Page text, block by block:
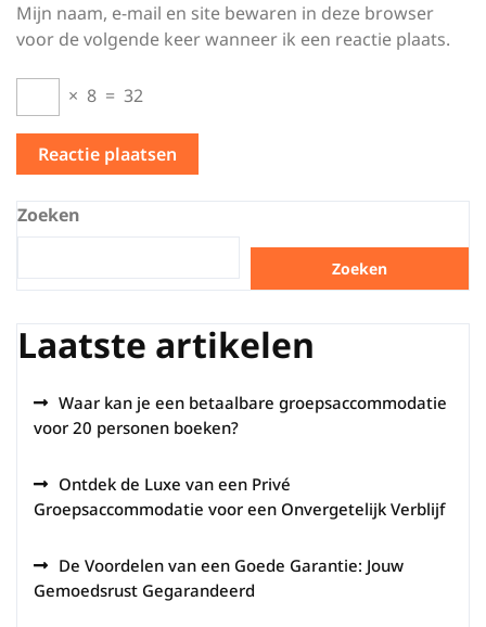
Mijn naam, e-mail en site bewaren in deze browser
voor de volgende keer wanneer ik een reactie plaats.
× 8 = 32
Zoeken
Zoeken
Laatste artikelen
Waar kan je een betaalbare groepsaccommodatie
voor 20 personen boeken?
Ontdek de Luxe van een Privé
Groepsaccommodatie voor een Onvergetelijk Verblijf
De Voordelen van een Goede Garantie: Jouw
Gemoedsrust Gegarandeerd